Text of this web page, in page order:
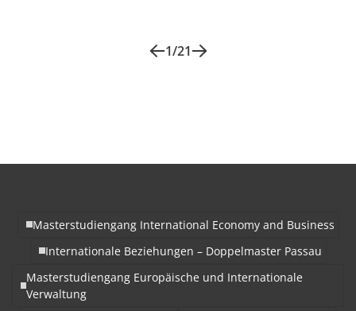
1/21
Masterstudiengang International Economy and Business
Internationale Beziehungen – Doppelmaster Passau
Masterstudiengang Europäische und Internationale
Verwaltung